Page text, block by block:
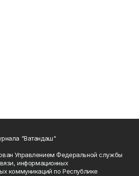
"Ватандаш"
Управлением Федеральной службы
информационных
коммуникаций по Республике